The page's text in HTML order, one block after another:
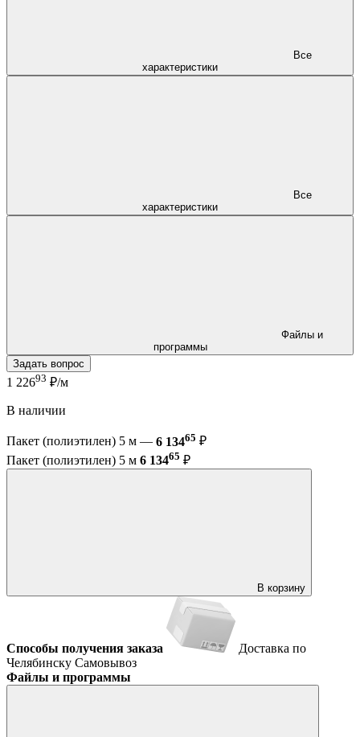
характеристики
характеристики
программы
Задать вопрос
1 22693 ₽/м
В наличии
Пакет (полиэтилен) 5 м — 6 13465 ₽
Пакет (полиэтилен) 5 м 6 13465 ₽
В корзину
Способы получения заказа
Доставка по
Челябинску Самовывоз
Файлы и программы